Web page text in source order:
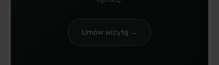
Umów wizytę →